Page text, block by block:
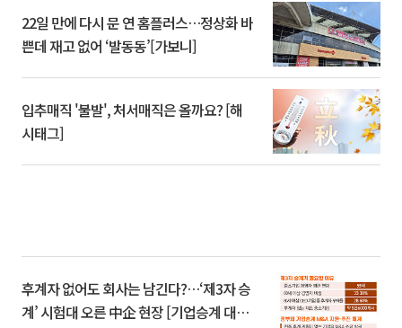
22일 만에 다시 문 연 홈플러스…정상화 바
쁜데 재고 없어 ‘발동동’[가보니]
입추매직 '불발', 처서매직은 올까요? [해
시태그]
후계자 없어도 회사는 남긴다?…‘제3자 승
계’ 시험대 오른 中企 현장 [기업승계 대전